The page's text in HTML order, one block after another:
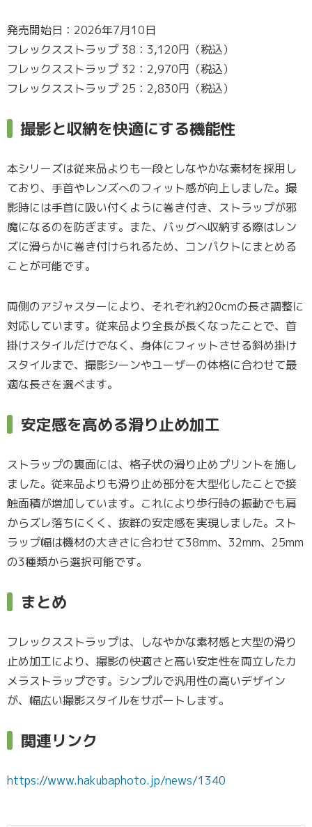
発売開始日：2026年7月10日
フレックスストラップ 38：3,120円（税込）
フレックスストラップ 32：2,970円（税込）
フレックスストラップ 25：2,830円（税込）
撮影と収納を快適にする機能性
本シリーズは従来品よりも一段としなやかな素材を採用し
ており、手首やレンズへのフィット感が向上しました。撮
影時には手首に吸い付くように巻き付き、ストラップが邪
魔になるのを防ぎます。また、バッグへ収納する際はレン
ズに滑らかに巻き付けられるため、コンパクトにまとめる
ことが可能です。
両側のアジャスターにより、それぞれ約20cmの長さ調整に
対応しています。従来品より全長が長くなったことで、首
掛けスタイルだけでなく、身体にフィットさせる斜め掛け
スタイルまで、撮影シーンやユーザーの体格に合わせて最
適な長さを選べます。
安定感を高める滑り止め加工
ストラップの裏面には、格子状の滑り止めプリントを施し
ました。従来品よりも滑り止め部分を大型化したことで接
触面積が増加しています。これにより歩行時の振動でも肩
からズレ落ちにくく、抜群の安定感を実現しました。スト
ラップ幅は機材の大きさに合わせて38mm、32mm、25mm
の3種類から選択可能です。
まとめ
フレックスストラップは、しなやかな素材感と大型の滑り
止め加工により、撮影の快適さと高い安定性を両立したカ
メラストラップです。シンプルで汎用性の高いデザイン
が、幅広い撮影スタイルをサポートします。
関連リンク
https://www.hakubaphoto.jp/news/1340